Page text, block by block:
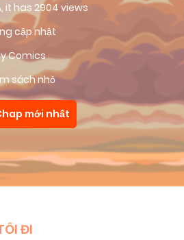
it has 2904 views
cập nhật
Comics
sách nhỏ
mới nhất
ĐI